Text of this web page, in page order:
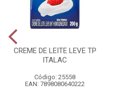
CREME DE LEITE LEVE TP
ITALAC
Código: 25558
EAN: 7898080640222